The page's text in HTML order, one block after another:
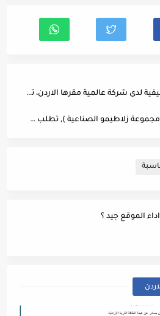
اعلان عن توفر شواغر وظيفية لدى شركة عالمية مقرها الاردن، تفاصيل...
الشركة النوعية للكرتون ( مجموعة زلاطيمو الصناعية ), تطلب مدخلين بيانات ( ذكور ) لقسم المستودعات حسب المتطلبات التالية :
الموقع جيد ؟